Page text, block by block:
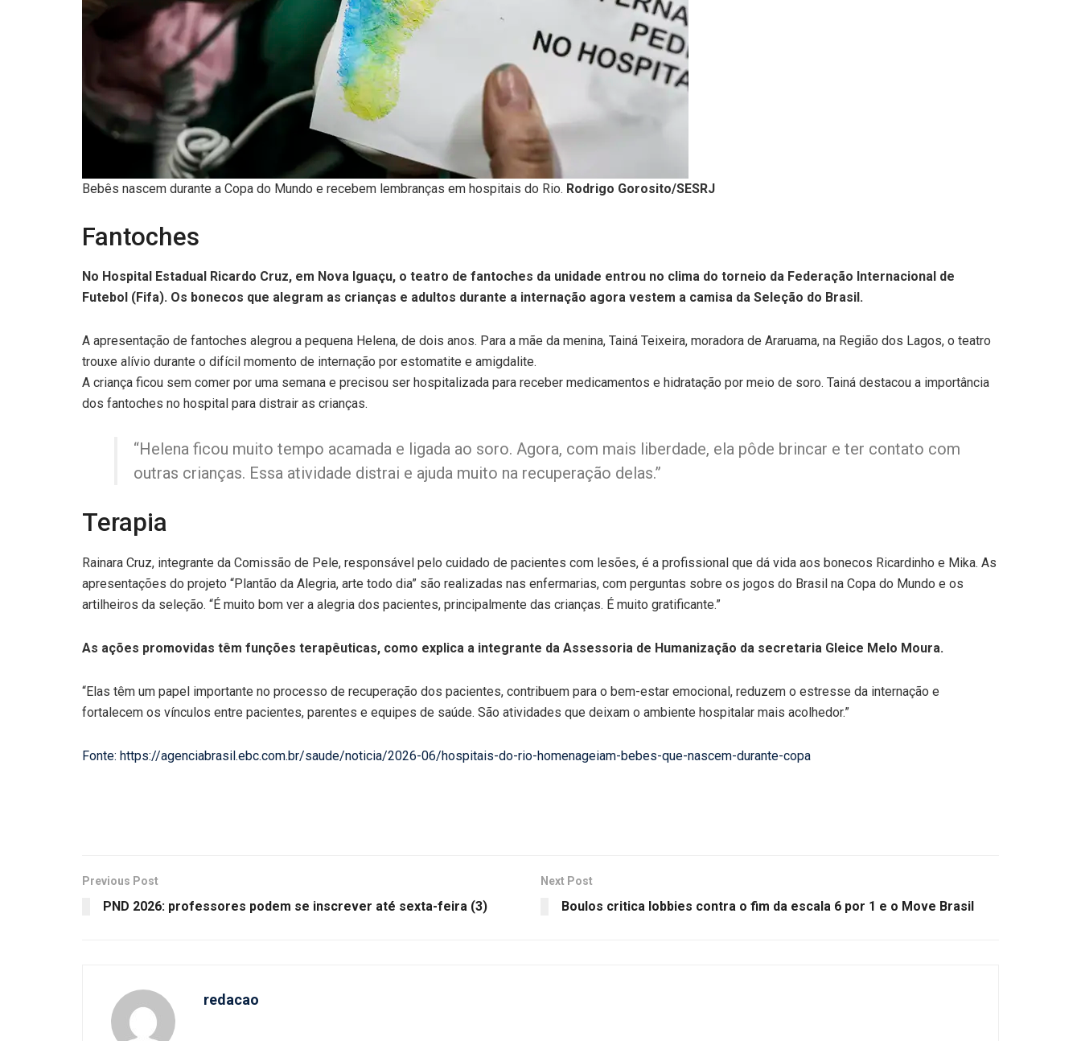
Bebês nascem durante a Copa do Mundo e recebem lembranças em hospitais do Rio. Rodrigo Gorosito/SESRJ
Fantoches
No Hospital Estadual Ricardo Cruz, em Nova Iguaçu, o teatro de fantoches da unidade entrou no clima do torneio da Federação Internacional de
Futebol (Fifa). Os bonecos que alegram as crianças e adultos durante a internação agora vestem a camisa da Seleção do Brasil.
A apresentação de fantoches alegrou a pequena Helena, de dois anos. Para a mãe da menina, Tainá Teixeira, moradora de Araruama, na Região dos Lagos, o teatro
trouxe alívio durante o difícil momento de internação por estomatite e amigdalite.
A criança ficou sem comer por uma semana e precisou ser hospitalizada para receber medicamentos e hidratação por meio de soro. Tainá destacou a importância
dos fantoches no hospital para distrair as crianças.
“Helena ficou muito tempo acamada e ligada ao soro. Agora, com mais liberdade, ela pôde brincar e ter contato com
outras crianças. Essa atividade distrai e ajuda muito na recuperação delas.”
Terapia
Rainara Cruz, integrante da Comissão de Pele, responsável pelo cuidado de pacientes com lesões, é a profissional que dá vida aos bonecos Ricardinho e Mika. As
apresentações do projeto “Plantão da Alegria, arte todo dia” são realizadas nas enfermarias, com perguntas sobre os jogos do Brasil na Copa do Mundo e os
artilheiros da seleção. “É muito bom ver a alegria dos pacientes, principalmente das crianças. É muito gratificante.”
As ações promovidas têm funções terapêuticas, como explica a integrante da Assessoria de Humanização da secretaria Gleice Melo Moura.
“Elas têm um papel importante no processo de recuperação dos pacientes, contribuem para o bem-estar emocional, reduzem o estresse da internação e
fortalecem os vínculos entre pacientes, parentes e equipes de saúde. São atividades que deixam o ambiente hospitalar mais acolhedor.”
Fonte: https://agenciabrasil.ebc.com.br/saude/noticia/2026-06/hospitais-do-rio-homenageiam-bebes-que-nascem-durante-copa
Previous Post
PND 2026: professores podem se inscrever até sexta-feira (3)
Next Post
Boulos critica lobbies contra o fim da escala 6 por 1 e o Move Brasil
redacao